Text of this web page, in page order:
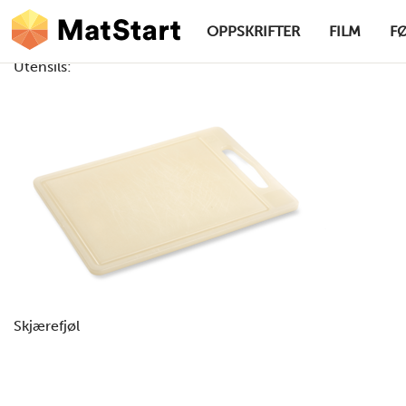
Hopp til hovedinnhold
hovednavigasjonsskrivebordsversjon
OPPSKRIFTER FILM
Utensils:
Skjærefjøl